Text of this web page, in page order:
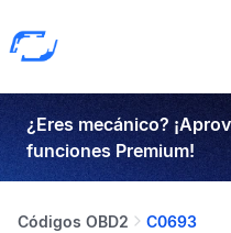
¿Eres mecánico?
funciones Premium!
Códigos OBD2 C0693